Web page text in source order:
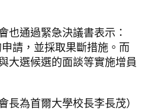
也通過緊急決議書表示：
請，並採取果斷措施。而
大選候選的面談等實施增員
長為首爾大學校長李長茂）